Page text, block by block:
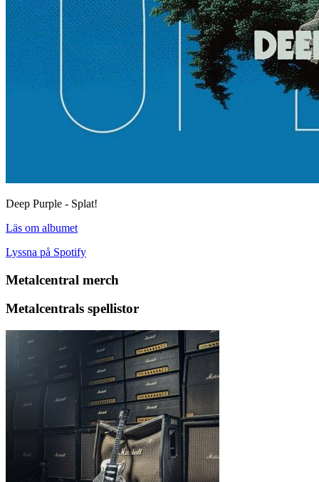
Deep Purple - Splat!
Läs om albumet
Lyssna på Spotify
Metalcentral merch
Metalcentrals spellistor